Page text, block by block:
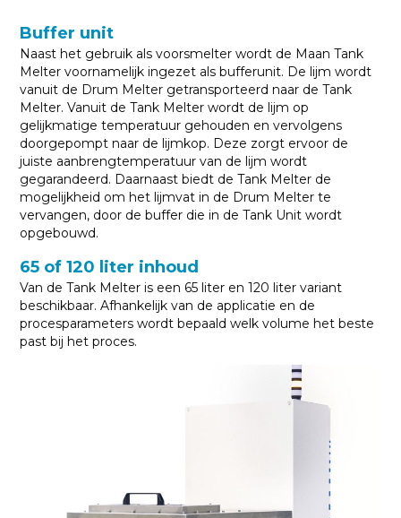
Buffer unit
Naast het gebruik als voorsmelter wordt de Maan Tank
Melter voornamelijk ingezet als bufferunit. De lijm wordt
vanuit de Drum Melter getransporteerd naar de Tank
Melter. Vanuit de Tank Melter wordt de lijm op
gelijkmatige temperatuur gehouden en vervolgens
doorgepompt naar de lijmkop. Deze zorgt ervoor de
juiste aanbrengtemperatuur van de lijm wordt
gegarandeerd. Daarnaast biedt de Tank Melter de
mogelijkheid om het lijmvat in de Drum Melter te
vervangen, door de buffer die in de Tank Unit wordt
opgebouwd.
65 of 120 liter inhoud
Van de Tank Melter is een 65 liter en 120 liter variant
beschikbaar. Afhankelijk van de applicatie en de
procesparameters wordt bepaald welk volume het beste
past bij het proces.